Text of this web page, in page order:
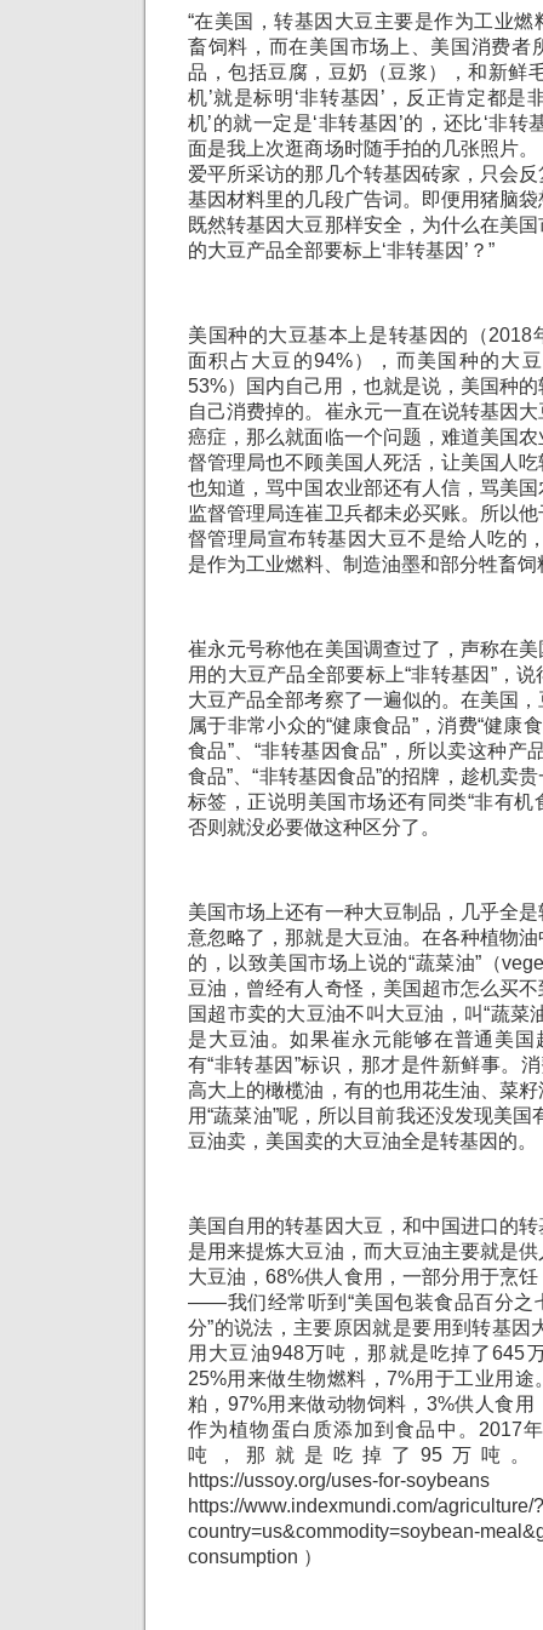
“在美国，转基因大豆主要是作为工业
畜饲料，而在美国市场上、美国消费者
品，包括豆腐，豆奶（豆浆），和新鲜
机’就是标明‘非转基因’，反正肯定都是
机’的就一定是‘非转基因’的，还比‘非转
面是我上次逛商场时随手拍的几张照片
爱平所采访的那几个转基因砖家，只会
基因材料里的几段广告词。即便用猪脑
既然转基因大豆那样安全，为什么在美
的大豆产品全部要标上‘非转基因’？”
美国种的大豆基本上是转基因的（2018
面积占大豆的94%），而美国种的大
53%）国内自己用，也就是说，美国种
自己消费掉的。崔永元一直在说转基因
癌症，那么就面临一个问题，难道美国
督管理局也不顾美国人死活，让美国人
也知道，骂中国农业部还有人信，骂美
监督管理局连崔卫兵都未必买账。所以
督管理局宣布转基因大豆不是给人吃的
是作为工业燃料、制造油墨和部分牲畜饲
崔永元号称他在美国调查过了，声称在
用的大豆产品全部要标上“非转基因”，
大豆产品全部考察了一遍似的。在美国
属于非常小众的“健康食品”，消费“健康
食品”、“非转基因食品”，所以卖这种产
食品”、“非转基因食品”的招牌，趁机卖
标签，正说明美国市场还有同类“非有机
否则就没必要做这种区分了。
美国市场上还有一种大豆制品，几乎全
意忽略了，那就是大豆油。在各种植物
的，以致美国市场上说的“蔬菜油”（
豆油，曾经有人奇怪，美国超市怎么买
国超市卖的大豆油不叫大豆油，叫“蔬菜
是大豆油。如果崔永元能够在普通美国
有“非转基因”标识，那才是件新鲜事。
高大上的橄榄油，有的也用花生油、菜
用“蔬菜油”呢，所以目前我还没发现美国
豆油卖，美国卖的大豆油全是转基因的。
美国自用的转基因大豆，和中国进口的
是用来提炼大豆油，而大豆油主要就是
大豆油，68%供人食用，一部分用于烹
——我们经常听到“美国包装食品百分之
分”的说法，主要原因就是要用到转基因
用大豆油948万吨，那就是吃掉了645
25%用来做生物燃料，7%用于工业用途
粕，97%用来做动物饲料，3%供人食用
作为植物蛋白质添加到食品中。2017
吨，那就是吃掉了95万吨。
https://ussoy.org/uses-
https://www.indexmundi.com/agriculture/?
country=us&commodity=soybean-
consumption ）